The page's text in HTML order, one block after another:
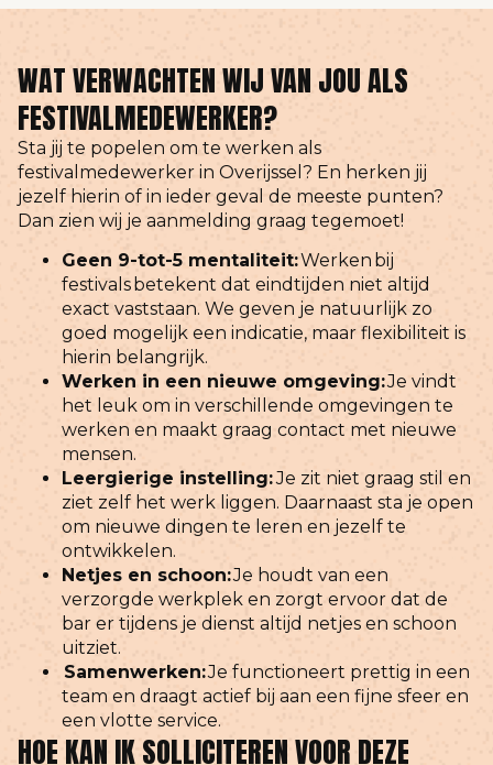
WAT VERWACHTEN WIJ VAN JOU ALS
FESTIVALMEDEWERKER?
Sta jij te popelen om te werken als
festivalmedewerker in Overijssel? En herken jij
jezelf hierin of in ieder geval de meeste punten?
Dan zien wij je aanmelding graag tegemoet!
Geen 9-tot-5 mentaliteit:Werken bij
festivals betekent dat eindtijden niet altijd
exact vaststaan. We geven je natuurlijk zo
goed mogelijk een indicatie, maar flexibiliteit is
hierin belangrijk.
Werken in een nieuwe omgeving:Je vindt
het leuk om in verschillende omgevingen te
werken en maakt graag contact met nieuwe
mensen.
Leergierige instelling:Je zit niet graag stil en
ziet zelf het werk liggen. Daarnaast sta je open
om nieuwe dingen te leren en jezelf te
ontwikkelen.
Netjes en schoon:Je houdt van een
verzorgde werkplek en zorgt ervoor dat de
bar er tijdens je dienst altijd netjes en schoon
uitziet.
Samenwerken:Je functioneert prettig in een
team en draagt actief bij aan een fijne sfeer en
een vlotte service.
HOE KAN IK SOLLICITEREN VOOR DEZE